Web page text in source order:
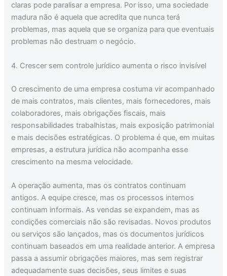
claras pode paralisar a empresa. Por isso, uma sociedade
madura não é aquela que acredita que nunca terá
problemas, mas aquela que se organiza para que eventuais
problemas não destruam o negócio.
4. Crescer sem controle jurídico aumenta o risco invisível
O crescimento de uma empresa costuma vir acompanhado
de mais contratos, mais clientes, mais fornecedores, mais
colaboradores, mais obrigações fiscais, mais
responsabilidades trabalhistas, mais exposição patrimonial
e mais decisões estratégicas. O problema é que, em muitas
empresas, a estrutura jurídica não acompanha esse
crescimento na mesma velocidade.
A operação aumenta, mas os contratos continuam
antigos. A equipe cresce, mas os processos internos
continuam informais. As vendas se expandem, mas as
condições comerciais não são revisadas. Novos produtos
ou serviços são lançados, mas os documentos jurídicos
continuam baseados em uma realidade anterior. A empresa
passa a assumir obrigações maiores, mas sem registrar
adequadamente suas decisões, seus limites e suas